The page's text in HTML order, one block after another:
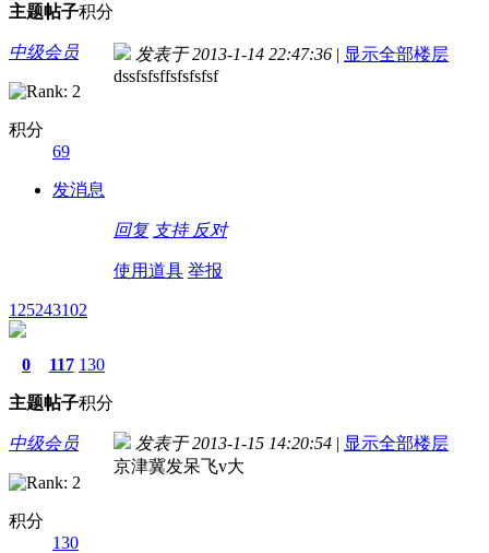
主题帖子积分
中级会员
积分
69
发消息
发表于 2013-1-14 22:47:36 | 显示全部楼层
dssfsfsffsfsfsfsf
回复 支持 反对
使用道具 举报
125243102
0
主题
117
帖子
130
积分
中级会员
积分
130
发表于 2013-1-15 14:20:54 | 显示全部楼层
京津冀发呆飞v大